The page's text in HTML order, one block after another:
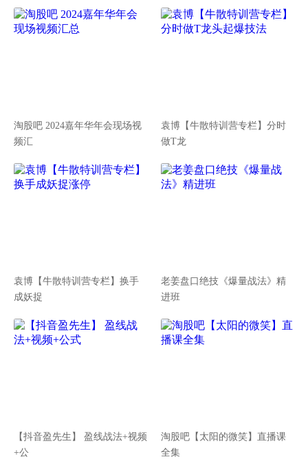
淘股吧 2024嘉年华年会现场视
频汇
袁博【牛散特训营专栏】分时
做T龙
袁博【牛散特训营专栏】换手
成妖捉
老姜盘口绝技《爆量战法》精
进班
【抖音盈先生】 盈线战法+视频
+公
淘股吧【太阳的微笑】直播课
全集